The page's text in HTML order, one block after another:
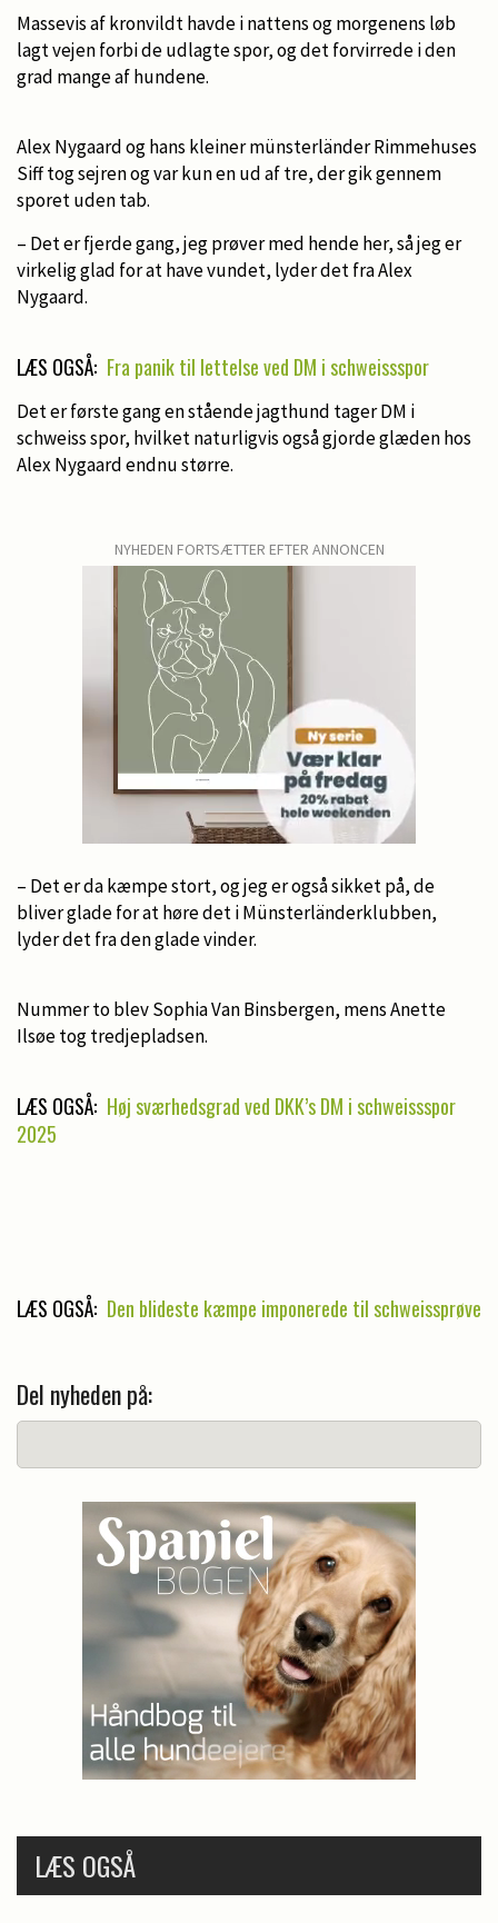
Massevis af kronvildt havde i nattens og morgenens løb
lagt vejen forbi de udlagte spor, og det forvirrede i den
grad mange af hundene.
Alex Nygaard og hans kleiner münsterländer Rimmehuses
Siff tog sejren og var kun en ud af tre, der gik gennem
sporet uden tab.
– Det er fjerde gang, jeg prøver med hende her, så jeg er
virkelig glad for at have vundet, lyder det fra Alex
Nygaard.
LÆS OGSÅ: Fra panik til lettelse ved DM i schweissspor
Det er første gang en stående jagthund tager DM i
schweiss spor, hvilket naturligvis også gjorde glæden hos
Alex Nygaard endnu større.
NYHEDEN FORTSÆTTER EFTER ANNONCEN
– Det er da kæmpe stort, og jeg er også sikket på, de
bliver glade for at høre det i Münsterländerklubben,
lyder det fra den glade vinder.
Nummer to blev Sophia Van Binsbergen, mens Anette
Ilsøe tog tredjepladsen.
LÆS OGSÅ: Høj sværhedsgrad ved DKK’s DM i schweissspor
2025
LÆS OGSÅ: Den blideste kæmpe imponerede til schweissprøve
Del nyheden på:
LÆS OGSÅ